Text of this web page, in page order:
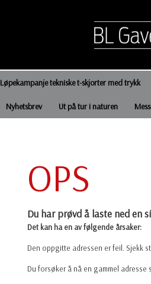
Løpekampanje tekniske t-skjorter med trykk
Nyhetsbrev Ut på tur i naturen
OPS
Du har prøvd å laste ned en
Det kan ha en av følgende årsaker:
Den oppgitte adressen er feil. Sjekk
Du forsøker å nå en gammel